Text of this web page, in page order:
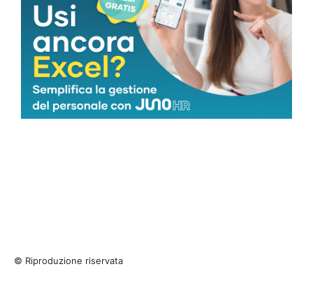
© Riproduzione riservata